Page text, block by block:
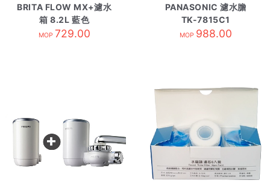
BRITA FLOW MX+濾水
箱 8.2L 藍色
MOP 729.00
PANASONIC 濾水膽
TK-7815C1
MOP 988.00